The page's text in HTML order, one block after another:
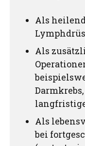
Als
Als
Als
bei